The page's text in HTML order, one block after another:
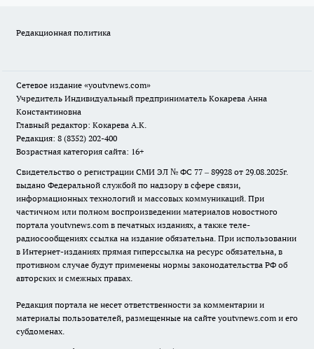
Редакционная политика
Сетевое издание «youtvnews.com»
Учредитель Индивидуальный предприниматель Кокарева Анна
Константиновна
Главный редактор: Кокарева А.К.
Редакция: 8 (8352) 202-400
Возрастная категория сайта: 16+
Свидетельство о регистрации СМИ ЭЛ № ФС 77 – 89928 от 29.08.2025г.
выдано Федеральной службой по надзору в сфере связи,
информационных технологий и массовых коммуникаций. При
частичном или полном воспроизведении материалов новостного
портала youtvnews.com в печатных изданиях, а также теле-
радиосообщениях ссылка на издание обязательна. При использовании
в Интернет-изданиях прямая гиперссылка на ресурс обязательна, в
противном случае будут применены нормы законодательства РФ об
авторских и смежных правах.
Редакция портала не несет ответственности за комментарии и
материалы пользователей, размещенные на сайте youtvnews.com и его
субдоменах.